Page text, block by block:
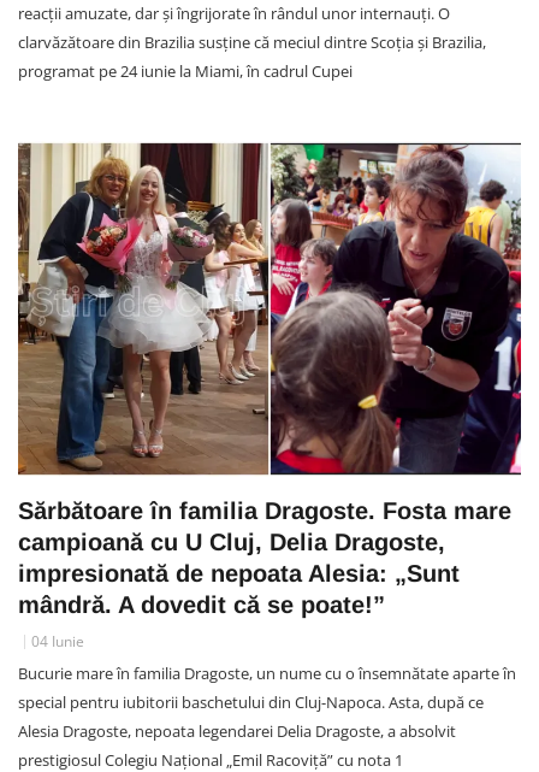
reacții amuzate, dar și îngrijorate în rândul unor internauți. O
clarvăzătoare din Brazilia susține că meciul dintre Scoția și Brazilia,
programat pe 24 iunie la Miami, în cadrul Cupei
Sărbătoare în familia Dragoste. Fosta mare
campioană cu U Cluj, Delia Dragoste,
impresionată de nepoata Alesia: „Sunt
mândră. A dovedit că se poate!”
04 Iunie
Bucurie mare în familia Dragoste, un nume cu o însemnătate aparte în
special pentru iubitorii baschetului din Cluj-Napoca. Asta, după ce
Alesia Dragoste, nepoata legendarei Delia Dragoste, a absolvit
prestigiosul Colegiu Național „Emil Racoviță” cu nota 1